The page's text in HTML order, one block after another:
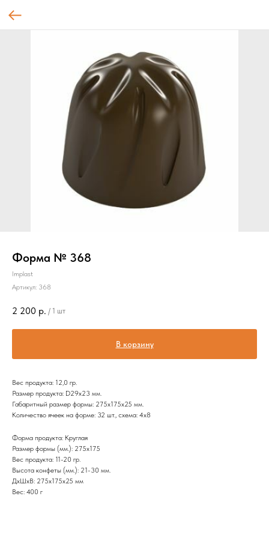
Форма № 368
Implast
Артикул: 368
2 200 р. / 1 шт
В корзину
Вес продукта: 12,0 гр.
Размер продукта: D29х23 мм.
Габаритный размер формы: 275х175х25 мм.
Количество ячеек на форме: 32 шт., схема: 4х8
Форма продукта: Круглая
Размер формы (мм.): 275х175
Вес продукта: 11-20 гр.
Высота конфеты (мм.): 21-30 мм.
ДxШxВ: 275x175x25 мм
Вес: 400 г